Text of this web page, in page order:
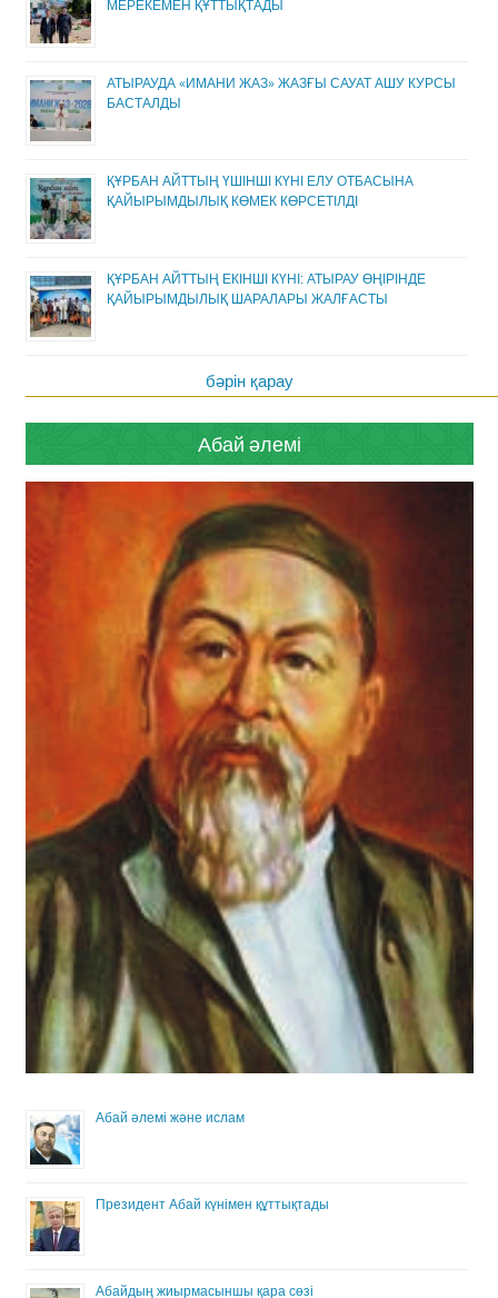
МЕРЕКЕМЕН ҚҰТТЫҚТАДЫ
АТЫРАУДА «ИМАНИ ЖАЗ» ЖАЗҒЫ САУАТ АШУ КУРСЫ
БАСТАЛДЫ
ҚҰРБАН АЙТТЫҢ ҮШІНШІ КҮНІ ЕЛУ ОТБАСЫНА
ҚАЙЫРЫМДЫЛЫҚ КӨМЕК КӨРСЕТІЛДІ
ҚҰРБАН АЙТТЫҢ ЕКІНШІ КҮНІ: АТЫРАУ ӨҢІРІНДЕ
ҚАЙЫРЫМДЫЛЫҚ ШАРАЛАРЫ ЖАЛҒАСТЫ
бәрін қарау
Абай әлемі
Абай әлемі және ислам
Президент Абай күнімен құттықтады
Абайдың жиырмасыншы қара сөзі